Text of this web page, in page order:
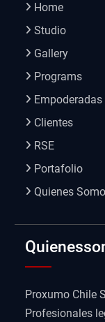
Home
Studio
Gallery
Programs
Clientes
RSE
Portafolio
Quienes
Proxumo Chile
Profesionales